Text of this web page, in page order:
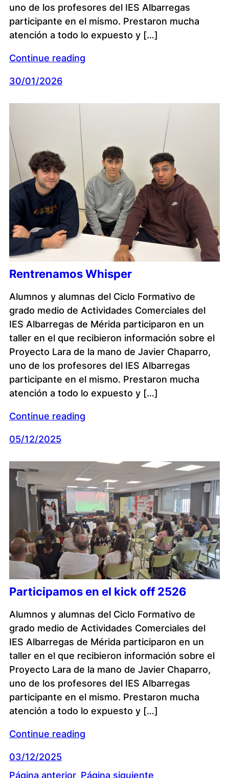
uno de los profesores del IES Albarregas
participante en el mismo. Prestaron mucha
atención a todo lo expuesto y […]
Continue reading
30/01/2026
Rentrenamos Whisper
Alumnos y alumnas del Ciclo Formativo de
grado medio de Actividades Comerciales del
IES Albarregas de Mérida participaron en un
taller en el que recibieron información sobre el
Proyecto Lara de la mano de Javier Chaparro,
uno de los profesores del IES Albarregas
participante en el mismo. Prestaron mucha
atención a todo lo expuesto y […]
Continue reading
05/12/2025
Participamos en el kick off 2526
Alumnos y alumnas del Ciclo Formativo de
grado medio de Actividades Comerciales del
IES Albarregas de Mérida participaron en un
taller en el que recibieron información sobre el
Proyecto Lara de la mano de Javier Chaparro,
uno de los profesores del IES Albarregas
participante en el mismo. Prestaron mucha
atención a todo lo expuesto y […]
Continue reading
03/12/2025
Página anterior Página siguiente